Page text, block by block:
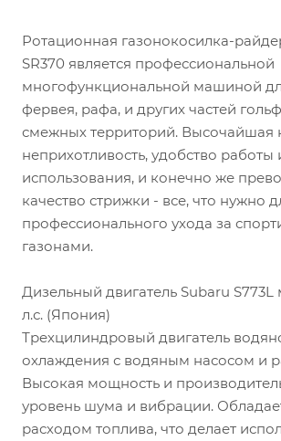
Ротационная газонокосилка-
SR370 является профессиональной
многофункциональной машиной
фервея, рафа, и других частей
смежных территорий. Высочайшая
неприхотливость, удобство работы
использования, и конечно же
качество стрижки - все, что нужно
профессионального ухода за
газонами.
Дизельный двигатель Subaru
л.с. (Япония)
Трехцилиндровый двигатель
охлаждения с водяным насосом и
Высокая мощность и
уровень шума и вибрации.
расходом топлива, что делает